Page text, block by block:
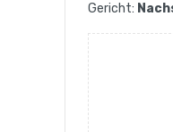
Gericht: